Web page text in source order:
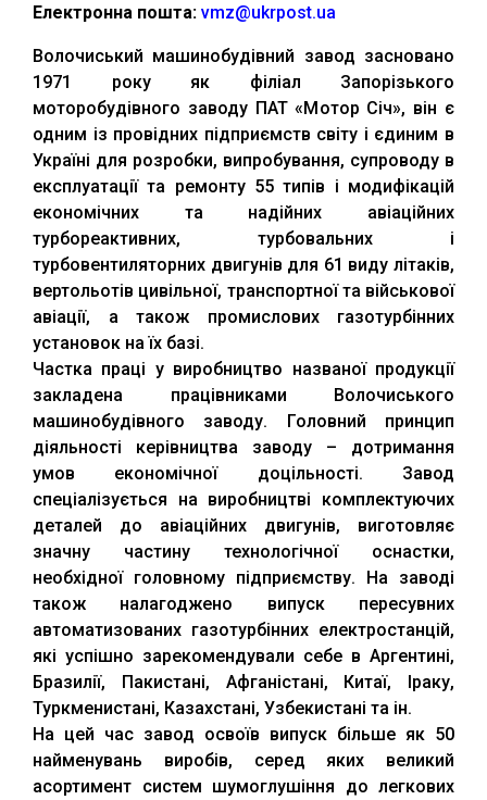
Електронна пошта: vmz@ukrpost.ua
Волочиський машинобудівний завод засновано
1971 року як філіал Запорізького
моторобудівного заводу ПАТ «Мотор Січ», він є
одним із провідних підприємств світу і єдиним в
Україні для розробки, випробування, супроводу в
експлуатації та ремонту 55 типів і модифікацій
економічних та надійних авіаційних
турбореактивних, турбовальних і
турбовентиляторних двигунів для 61 виду літаків,
вертольотів цивільної, транспортної та військової
авіації, а також промислових газотурбінних
установок на їх базі.
Частка праці у виробництво названої продукції
закладена працівниками Волочиського
машинобудівного заводу. Головний принцип
діяльності керівництва заводу – дотримання
умов економічної доцільності. Завод
спеціалізується на виробництві комплектуючих
деталей до авіаційних двигунів, виготовляє
значну частину технологічної оснастки,
необхідної головному підприємству. На заводі
також налагоджено випуск пересувних
автоматизованих газотурбінних електростанцій,
які успішно зарекомендували себе в Аргентині,
Бразилії, Пакистані, Афганістані, Китаї, Іраку,
Туркменистані, Казахстані, Узбекистані та ін.
На цей час завод освоїв випуск більше як 50
найменувань виробів, серед яких великий
асортимент систем шумоглушіння до легкових